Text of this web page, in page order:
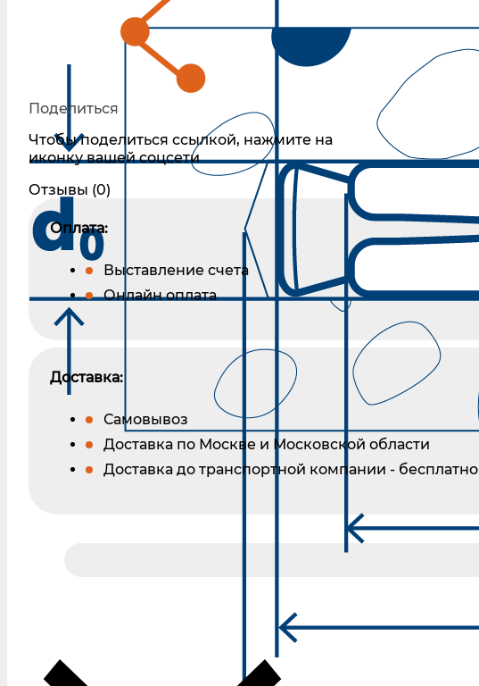
Поделиться
Чтобы поделиться ссылкой, нажмите на
иконку вашей соцсети
Отзывы (0)
Оплата:
Выставление счета
Онлайн оплата
Доставка:
Самовывоз
Доставка по Москве и Московской области
Доставка до транспортной компании - бесплатно